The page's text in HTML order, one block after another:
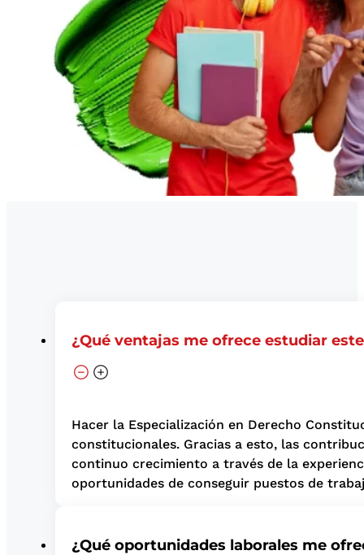
¿Qué ventajas me ofrece estudiar
Hacer la Especialización en Derecho
constitucionales. Gracias a esto, las
continuo crecimiento a través de la
oportunidades de conseguir puestos de
¿Qué oportunidades laborales me